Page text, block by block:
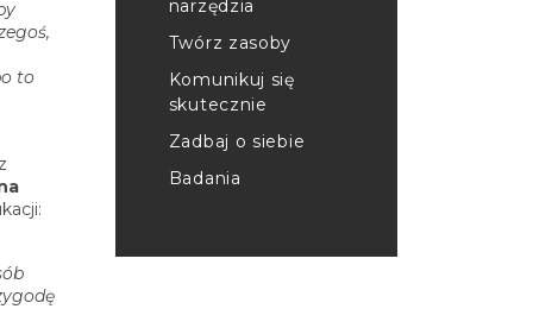
to
narzędzia
Twórz zasoby
Komunikuj się
skutecznie
Zadbaj o siebie
Badania